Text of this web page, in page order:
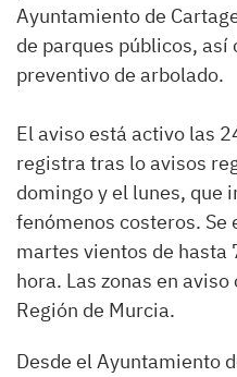
Ayuntamiento de
de parques públicos,
preventivo de arbolado.
El aviso está activo las
registra tras lo avisos
domingo y el lunes, que
fenómenos costeros. Se
martes vientos de
hora. Las zonas en
Región de Murcia.
Desde el Ayuntamiento